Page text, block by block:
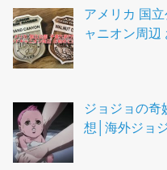
アメリカ 国
ャニオン周辺
ジョジョの奇
想│海外ジョ